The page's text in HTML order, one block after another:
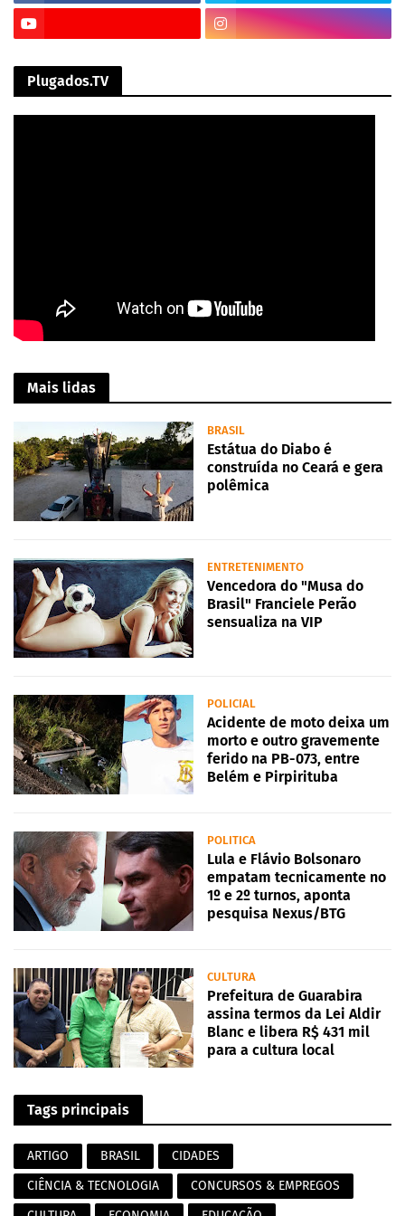
Plugados.TV
Mais lidas
BRASIL
Estátua do Diabo é
construída no Ceará e gera
polêmica
ENTRETENIMENTO
Vencedora do "Musa do
Brasil" Franciele Perão
sensualiza na VIP
POLICIAL
Acidente de moto deixa um
morto e outro gravemente
ferido na PB-073, entre
Belém e Pirpirituba
POLITICA
Lula e Flávio Bolsonaro
empatam tecnicamente no
1º e 2º turnos, aponta
pesquisa Nexus/BTG
CULTURA
Prefeitura de Guarabira
assina termos da Lei Aldir
Blanc e libera R$ 431 mil
para a cultura local
Tags principais
ARTIGO BRASIL
CIDADES
CIÊNCIA & TECNOLOGIA
CONCURSOS & EMPREGOS